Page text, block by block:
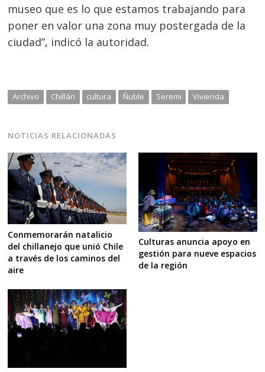
museo que es lo que estamos trabajando para
poner en valor una zona muy postergada de la
ciudad”, indicó la autoridad.
Archivo Chillán cultura Ñuble Seremi Vivienda
NOTICIAS RELACIONADAS
Conmemorarán natalicio
del chillanejo que unió Chile
a través de los caminos del
aire
Culturas anuncia apoyo en
gestión para nueve espacios
de la región